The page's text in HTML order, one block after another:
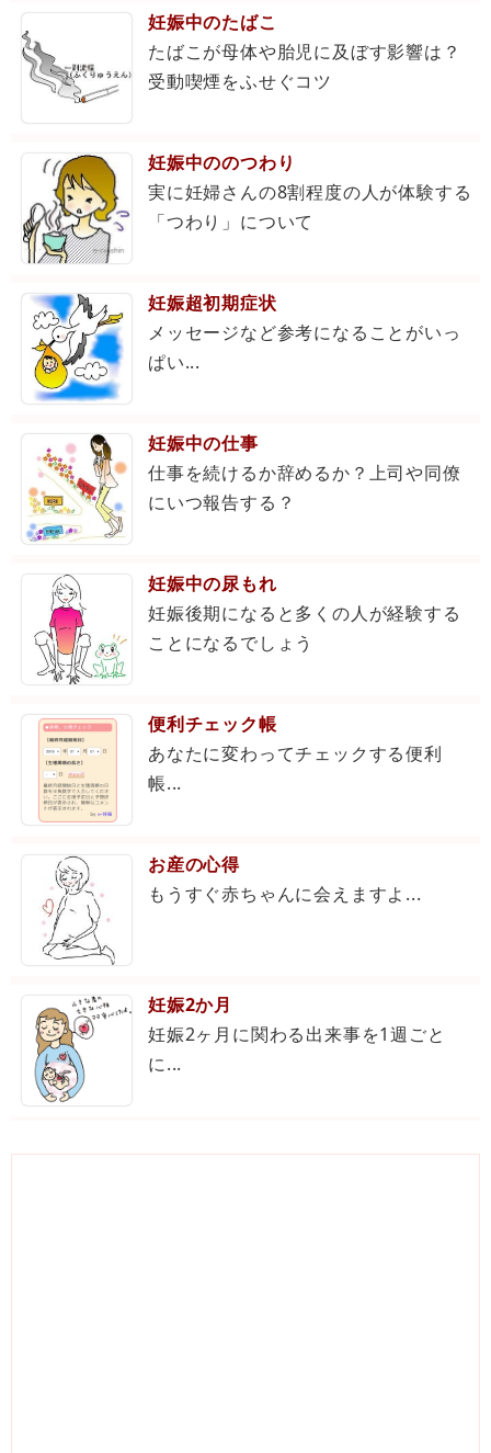
妊娠中のたばこ
たばこが母体や胎児に及ぼす影響は？
受動喫煙をふせぐコツ
妊娠中ののつわり
実に妊婦さんの8割程度の人が体験する
「つわり」について
妊娠超初期症状
メッセージなど参考になることがいっ
ぱい...
妊娠中の仕事
仕事を続けるか辞めるか？上司や同僚
にいつ報告する？
妊娠中の尿もれ
妊娠後期になると多くの人が経験する
ことになるでしょう
便利チェック帳
あなたに変わってチェックする便利
帳...
お産の心得
もうすぐ赤ちゃんに会えますよ...
妊娠2か月
妊娠2ヶ月に関わる出来事を1週ごと
に...